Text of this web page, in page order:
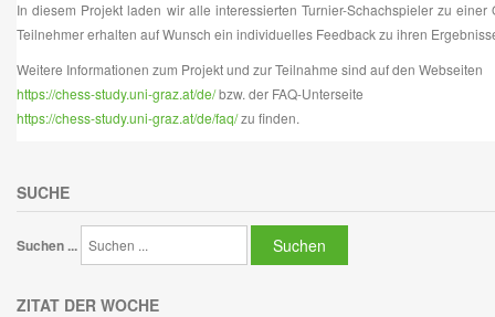
In diesem Projekt laden wir alle interessierten Turnier-Schachspieler zu
Teilnehmer erhalten auf Wunsch ein individuelles Feedback zu ihren
Weitere Informationen zum Projekt und zur Teilnahme sind auf den Webseiten
https://chess-study.uni-graz.at/de/bzw. der FAQ-Unterseite
https://chess-study.uni-graz.at/de/faq/zu finden.
SUCHE
Suchen ... Suchen
ZITAT DER WOCHE